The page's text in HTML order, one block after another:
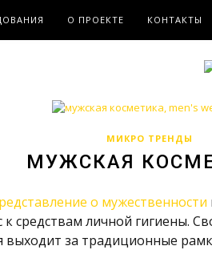
О ПРОЕКТЕ КОНТАКТЫ
МИКРО ТРЕНДЫ
МУЖСКАЯ
о мужественности
средствам личной гигиены.
выходит за традиционные